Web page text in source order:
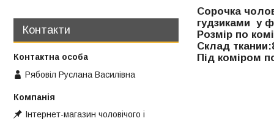
Сорочка
гудзиками у
Розмір по
Склад
Під коміром
Контакти
Рябовіл Руслана Василівна
Інтернет-магазин чоловічого і